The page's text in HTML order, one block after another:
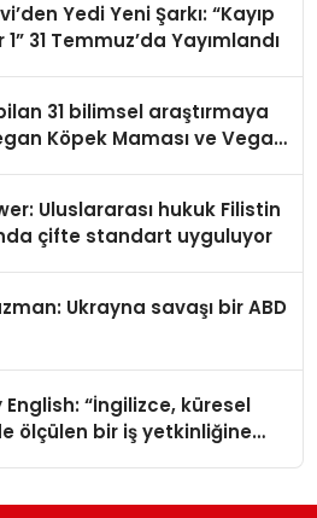
Yedi Yeni Şarkı: “Kayıp
31 Temmuz’da Yayımlandı
31 bilimsel araştırmaya
Köpek Maması ve Vegan
Uluslararası hukuk Filistin
çifte standart uyguluyor
Ukrayna savaşı bir ABD
English: “İngilizce, küresel
ölçülen bir iş yetkinliğine